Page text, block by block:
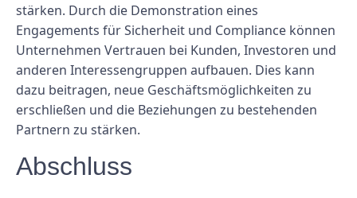
stärken. Durch die Demonstration eines
Engagements für Sicherheit und Compliance können
Unternehmen Vertrauen bei Kunden, Investoren und
anderen Interessengruppen aufbauen. Dies kann
dazu beitragen, neue Geschäftsmöglichkeiten zu
erschließen und die Beziehungen zu bestehenden
Partnern zu stärken.
Abschluss